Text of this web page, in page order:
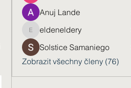
Anuj Lande
eldeneldery
eldeneldery
Solstice Samaniego
Zobrazit všechny členy (76)